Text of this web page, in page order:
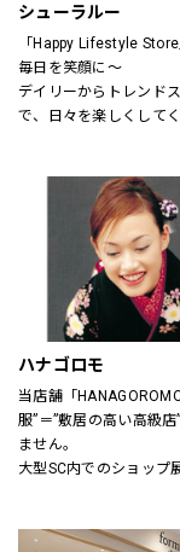
シューラルー
「Happy Lifestyle
毎日を笑顔に～
デイリーからトレンド
で、日々を楽しくして
ハナゴロモ
当店舗「
服”＝”敷居の高い高級店
ません。
大型SC内でのショップ
指しています。